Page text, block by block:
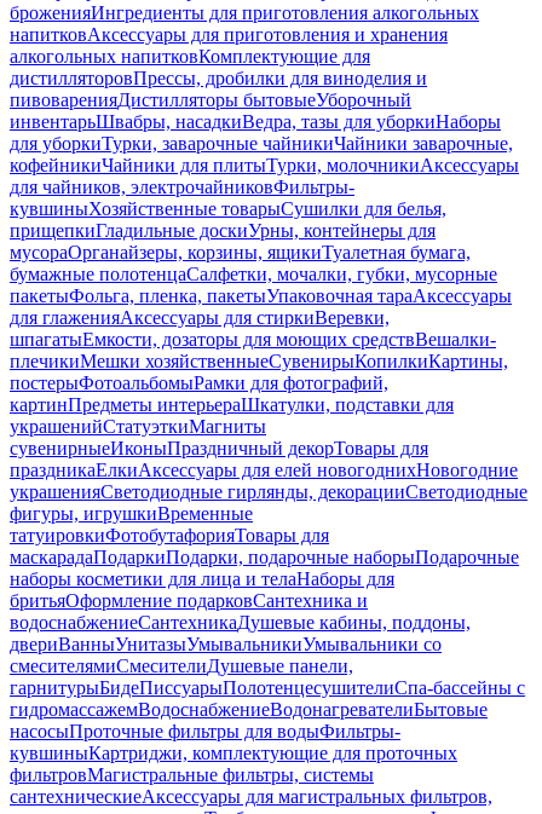
броженияИнгредиенты для приготовления алкогольных
напитковАксессуары для приготовления и хранения
алкогольных напитковКомплектующие для
дистилляторовПрессы, дробилки для виноделия и
пивоваренияДистилляторы бытовыеУборочный
инвентарьШвабры, насадкиВедра, тазы для уборкиНаборы
для уборкиТурки, заварочные чайникиЧайники заварочные,
кофейникиЧайники для плитыТурки, молочникиАксессуары
для чайников, электрочайниковФильтры-
кувшиныХозяйственные товарыСушилки для белья,
прищепкиГладильные доскиУрны, контейнеры для
мусораОрганайзеры, корзины, ящикиТуалетная бумага,
бумажные полотенцаСалфетки, мочалки, губки, мусорные
пакетыФольга, пленка, пакетыУпаковочная тараАксессуары
для глаженияАксессуары для стиркиВеревки,
шпагатыЕмкости, дозаторы для моющих средствВешалки-
плечикиМешки хозяйственныеСувенирыКопилкиКартины,
постерыФотоальбомыРамки для фотографий,
картинПредметы интерьераШкатулки, подставки для
украшенийСтатуэткиМагниты
сувенирныеИконыПраздничный декорТовары для
праздникаЕлкиАксессуары для елей новогоднихНовогодние
украшенияСветодиодные гирлянды, декорацииСветодиодные
фигуры, игрушкиВременные
татуировкиФотобутафорияТовары для
маскарадаПодаркиПодарки, подарочные наборыПодарочные
наборы косметики для лица и телаНаборы для
бритьяОформление подарковСантехника и
водоснабжениеСантехникаДушевые кабины, поддоны,
двериВанныУнитазыУмывальникиУмывальники со
смесителямиСмесителиДушевые панели,
гарнитурыБидеПиссуарыПолотенцесушителиСпа-бассейны с
гидромассажемВодоснабжениеВодонагревателиБытовые
насосыПроточные фильтры для водыФильтры-
кувшиныКартриджи, комплектующие для проточных
фильтровМагистральные фильтры, системы
сантехническиеАксессуары для магистральных фильтров,